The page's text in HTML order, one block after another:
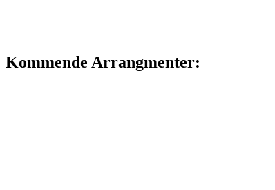
Kommende Arrangmenter: